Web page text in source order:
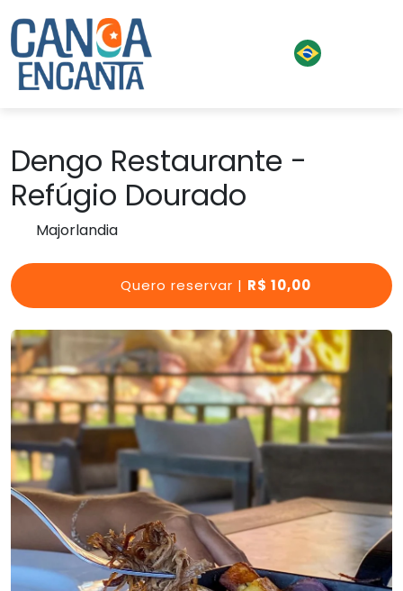
Dengo Restaurante -
Refúgio Dourado
Majorlandia
Quero reservar | R$ 10,00